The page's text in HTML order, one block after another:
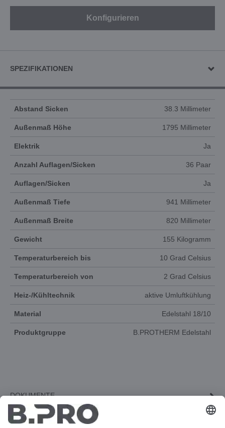
Konfigurieren
SPEZIFIKATIONEN
Abstand Sicken 38.3 Millimeter
Außenmaß Höhe 1795 Millimeter
Elektrik Ja
Anzahl Auflagen/Sicken 36 Paar
Auflagen/Sicken Ja
Außenmaß Tiefe 941 Millimeter
Außenmaß Breite 820 Millimeter
Gewicht 155 Kilogramm
Temperaturbereich bis 10 Grad Celsius
Temperaturbereich von 2 Grad Celsius
Heiz-/Kühltechnik aktive Umluftkühlung
Material Edelstahl 18/10
Produktgruppe B.PROTHERM Edelstahl
DOKUMENTE